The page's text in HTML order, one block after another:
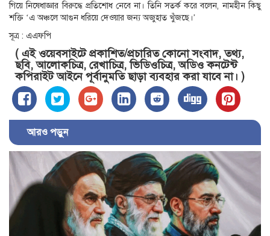
গিয়ে নিষেধাজ্ঞার বিরুদ্ধে প্রতিশোধ নেবে না। তিনি সতর্ক করে বলেন, নামহীন কিছু
শক্তি ‘এ অঞ্চলে আগুন ধরিয়ে দেওয়ার জন্য অজুহাত খুঁজছে।’
সূত্র : এএফপি
( এই ওয়েবসাইটে প্রকাশিত/প্রচারিত কোনো সংবাদ, তথ্য,
ছবি, আলোকচিত্র, রেখাচিত্র, ভিডিওচিত্র, অডিও কনটেন্ট
কপিরাইট আইনে পূর্বানুমতি ছাড়া ব্যবহার করা যাবে না। )
আরও পড়ুন